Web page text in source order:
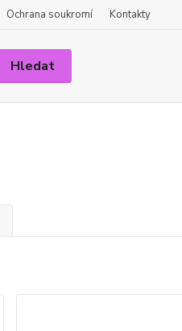
Ochrana soukromí Kontakty
Hledat